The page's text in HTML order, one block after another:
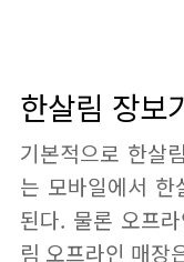
한살림 장보
기본적으로 한살
는 모바일에서 한
된다. 물론 오프
림 오프라인 매장